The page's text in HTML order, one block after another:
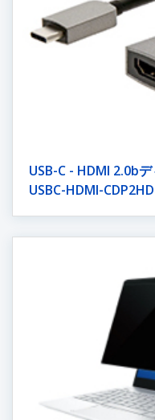
USB-C - HDMI 2.0b
USBC-HDMI-